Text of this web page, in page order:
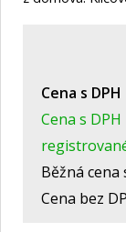
Cena s DPH
Cena s
Běžná cena
Cena bez